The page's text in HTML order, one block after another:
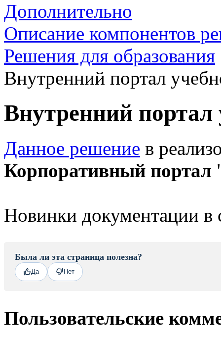
Дополнительно
Описание компонентов
Решения для образования
Внутренний портал
Внутренний портал
Данное решение в
Корпоративный портал
Новинки документации в
Была ли эта страница полезна?
Да Нет
Пользовательские